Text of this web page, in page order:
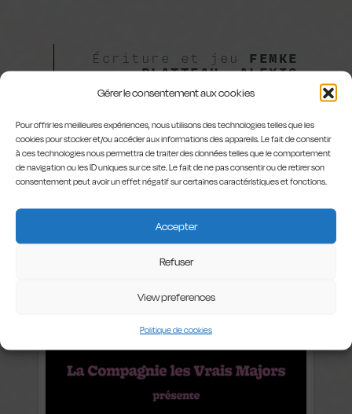
Gérer le consentement aux cookies
Pour offrir les meilleures expériences, nous utilisons des technologies telles que les
cookies pour stocker et/ou accéder aux informations des appareils. Le fait de consentir
à ces technologies nous permettra de traiter des données telles que le comportement
de navigation ou les ID uniques sur ce site. Le fait de ne pas consentir ou de retirer son
consentement peut avoir un effet négatif sur certaines caractéristiques et fonctions.
Accepter
Refuser
View preferences
Politique de cookies
Écriture et jeu FEMKE
PLATTEAU,ALEXIS
JULÉMONT,QUENTIN
LEMENU,MANU LEPAGE
espace et
accompagnementDIANE
FOURDRIGNIER,MAGALIE
EHLINGER,HÉLOÏSE
RAVET| Scénographie
CHRISTINE MOBERS|
Graphisme
BELAYEW—
pierrepapier.studio |
BENOIT LAVALARD